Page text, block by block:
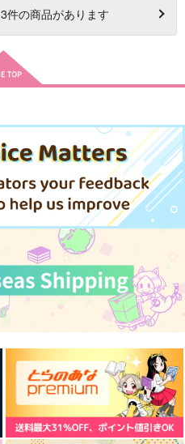
3件の商品があります